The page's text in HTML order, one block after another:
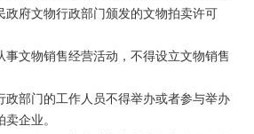
政府文物行政部门颁发的文物拍卖许可
文物销售经营活动，不得设立文物销售
门的工作人员不得举办或者参与举办
企业。